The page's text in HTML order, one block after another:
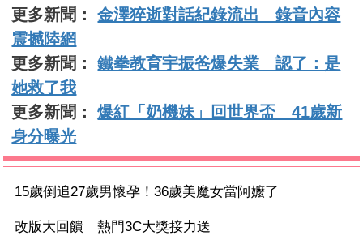
更多新聞：金澤猝逝對話紀錄流出 錄音內容
震撼陸網
更多新聞：鐵拳教育宇振爸爆失業 認了：是
她救了我
更多新聞：爆紅「奶機妹」回世界盃 41歲新
身分曝光
15歲倒追27歲男懷孕！36歲美魔女當阿嬤了
改版大回饋 熱門3C大獎接力送